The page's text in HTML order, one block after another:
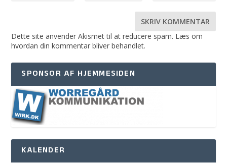
Dette site anvender Akismet til at reducere spam. Læs om
hvordan din kommentar bliver behandlet.
SPONSOR AF HJEMMESIDEN
KALENDER